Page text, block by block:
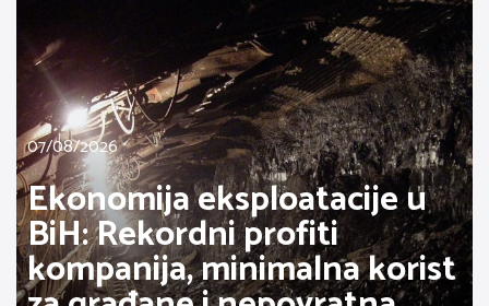
07/08/2026
Ekonomija eksploatacije u
BiH: Rekordni profiti
kompanija, minimalna korist